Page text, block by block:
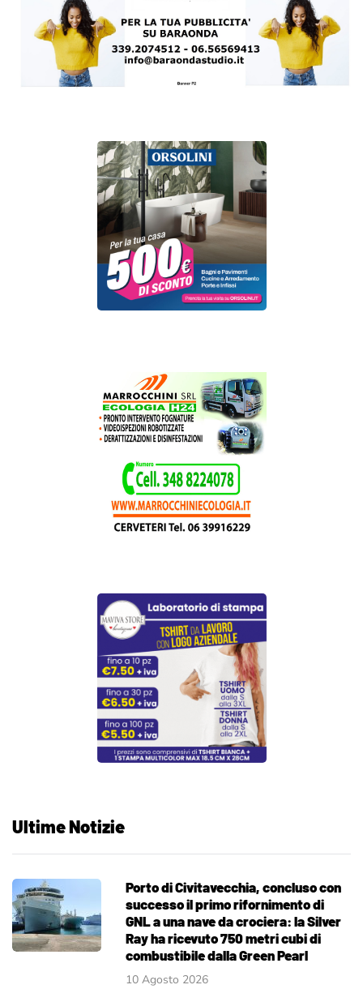
Ultime Notizie
Porto di Civitavecchia, concluso con
successo il primo rifornimento di
GNL a una nave da crociera: la Silver
Ray ha ricevuto 750 metri cubi di
combustibile dalla Green Pearl
10 Agosto 2026